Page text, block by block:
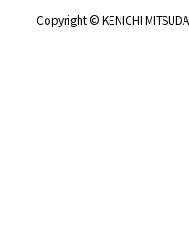
Copyright © KENICHI